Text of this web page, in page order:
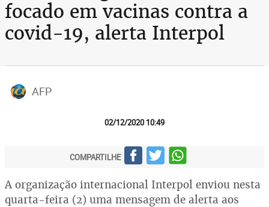
focado em vacinas contra a
covid-19, alerta Interpol
AFP
02/12/2020 10:49
COMPARTILHE
A organização internacional Interpol enviou nesta
quarta-feira (2) uma mensagem de alerta aos